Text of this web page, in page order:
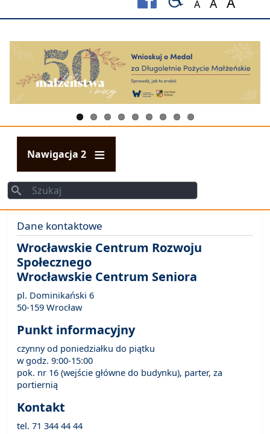
A
Set font size to
Set font
Set
Nawigacja 2
Szukaj
Szukaj
Dane kontaktowe
Wrocławskie Centrum Rozwoju
Społecznego
Wrocławskie Centrum Seniora
pl. Dominikański 6
50-159 Wrocław
Punkt informacyjny
czynny od poniedziałku do piątku
w godz. 9:00-15:00
pok. nr 16 (wejście główne do budynku), parter, za
portiernią
Kontakt
tel. 71 344 44 44